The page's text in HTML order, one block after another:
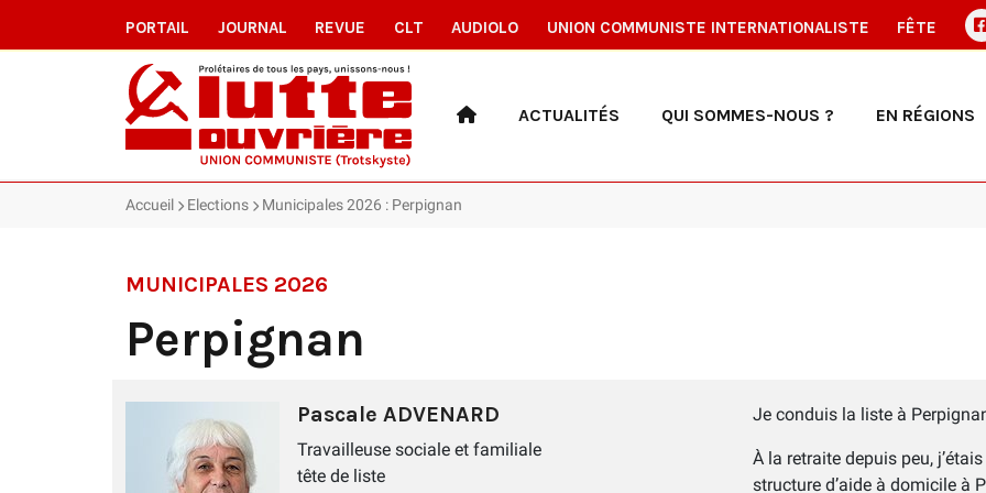
PORTAIL JOURNAL REVUE CLT AUDIOLO UNION COMMUNISTE INTERNATIONALISTE FÊTE
ACTUALITÉS QUI SOMMES-NOUS ? EN RÉGIONS
Accueil Elections Municipales 2026 : Perpignan
MUNICIPALES 2026
Perpignan
Pascale ADVENARD
Travailleuse sociale et familiale
tête de liste
Je conduis la liste à
À la retraite depuis peu,
structure d’aide à domicile à